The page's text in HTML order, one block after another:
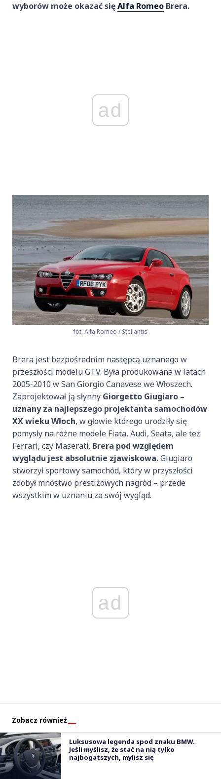
wyborów może okazać sięAlfa Romeo Brera.
ad
fot. Alfa Romeo / Stellantis
Brera jest bezpośrednim następcą uznanego w
przeszłości modelu GTV. Była produkowana w latach
2005-2010 w San Giorgio Canavese we Włoszech.
Zaprojektował ją słynny Giorgetto Giugiaro –
uznany za najlepszego projektanta samochodów
XX wieku Włoch, w głowie którego urodziły się
pomysły na różne modele Fiata, Audi, Seata, ale też
Ferrari, czy Maserati. Brera pod względem
wyglądu jest absolutnie zjawiskowa.Giugiaro
stworzył sportowy samochód, który w przyszłości
zdobył mnóstwo prestiżowych nagród – przede
wszystkim w uznaniu za swój wygląd.
ad
Zobacz również
Luksusowa legenda spod znaku BMW.
Jeśli myślisz, że stać na nią tylko
najbogatszych, mylisz się